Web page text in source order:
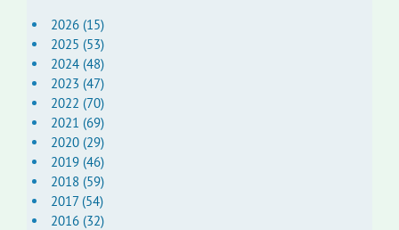
2026 (15)
2025 (53)
2024 (48)
2023 (47)
2022 (70)
2021 (69)
2020 (29)
2019 (46)
2018 (59)
2017 (54)
2016 (32)